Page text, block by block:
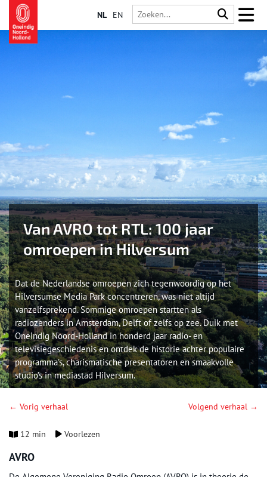
NL EN
Van AVRO tot RTL: 100 jaar
omroepen in Hilversum
Dat de Nederlandse omroepen zich tegenwoordig op het
Hilversumse Media Park concentreren, was niet altijd
vanzelfsprekend. Sommige omroepen startten als
radiozenders in Amsterdam, Delft of zelfs op zee. Duik met
Oneindig Noord-Holland in honderd jaar radio- en
televisiegeschiedenis en ontdek de historie achter populaire
programma’s, charismatische presentatoren en smaakvolle
studio’s in mediastad Hilversum.
← Vorig verhaal Volgend verhaal →
12 min Voorlezen
AVRO